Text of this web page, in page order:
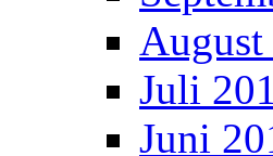
August
Juli
Juni